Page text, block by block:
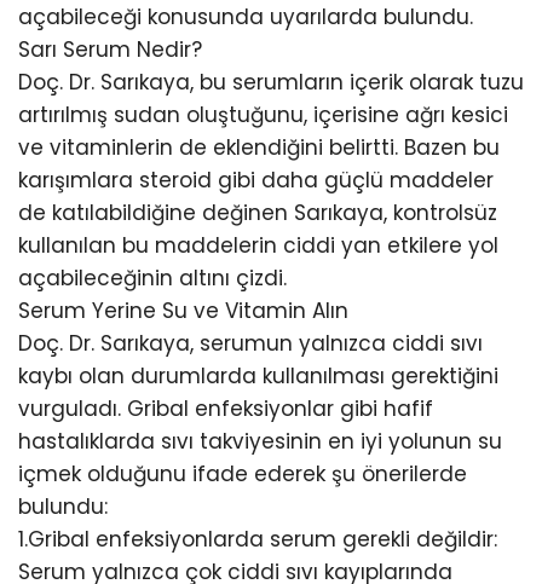
açabileceği konusunda uyarılarda bulundu.
Sarı Serum Nedir?
Doç. Dr. Sarıkaya, bu serumların içerik olarak tuzu
artırılmış sudan oluştuğunu, içerisine ağrı kesici
ve vitaminlerin de eklendiğini belirtti. Bazen bu
karışımlara steroid gibi daha güçlü maddeler
de katılabildiğine değinen Sarıkaya, kontrolsüz
kullanılan bu maddelerin ciddi yan etkilere yol
açabileceğinin altını çizdi.
Serum Yerine Su ve Vitamin Alın
Doç. Dr. Sarıkaya, serumun yalnızca ciddi sıvı
kaybı olan durumlarda kullanılması gerektiğini
vurguladı. Gribal enfeksiyonlar gibi hafif
hastalıklarda sıvı takviyesinin en iyi yolunun su
içmek olduğunu ifade ederek şu önerilerde
bulundu:
1.Gribal enfeksiyonlarda serum gerekli değildir:
Serum yalnızca çok ciddi sıvı kayıplarında